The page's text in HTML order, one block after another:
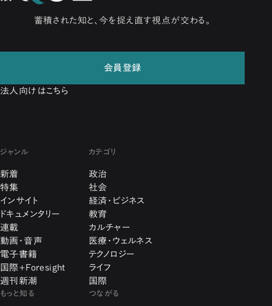
蓄積された知と、今を捉え直す視点が交わる。
会員登録
法人向けはこちら
ジャンル
新着
特集
インサイト
ドキュメンタリー
連載
動画・音声
電子書籍
国際+Foresight
週刊新潮
カテゴリ
政治
社会
経済・ビジネス
教育
カルチャー
医療・ウェルネス
テクノロジー
ライフ
国際
もっと知る つながる